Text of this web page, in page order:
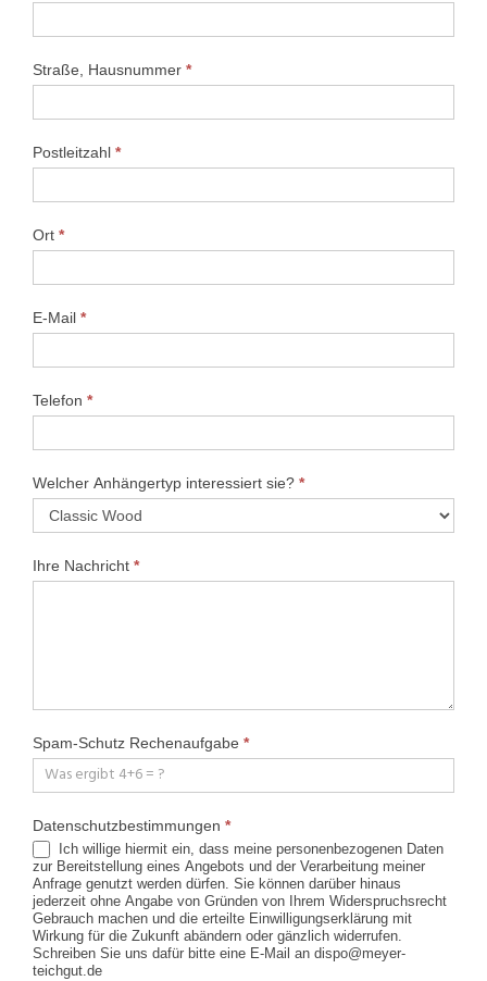
Straße, Hausnummer *
Postleitzahl *
Ort *
E-Mail *
Telefon *
Welcher Anhängertyp interessiert sie? *
Ihre Nachricht *
Spam-Schutz Rechenaufgabe *
Datenschutzbestimmungen *
Ich willige hiermit ein, dass meine personenbezogenen Daten
zur Bereitstellung eines Angebots und der Verarbeitung meiner
Anfrage genutzt werden dürfen. Sie können darüber hinaus
jederzeit ohne Angabe von Gründen von Ihrem Widerspruchsrecht
Gebrauch machen und die erteilte Einwilligungserklärung mit
Wirkung für die Zukunft abändern oder gänzlich widerrufen.
Schreiben Sie uns dafür bitte eine E-Mail an dispo@meyer-
teichgut.de